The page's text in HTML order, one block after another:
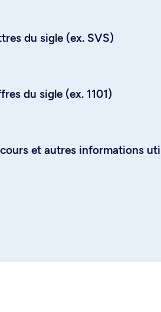
du sigle (ex. SVS)
du sigle (ex. 1101)
et autres informations